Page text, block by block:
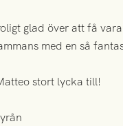
glad över att få
med en så
stort lycka till!